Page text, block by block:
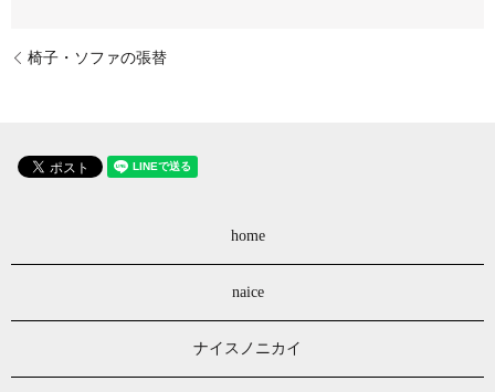
椅子・ソファの張替
home
naice
ナイスノニカイ